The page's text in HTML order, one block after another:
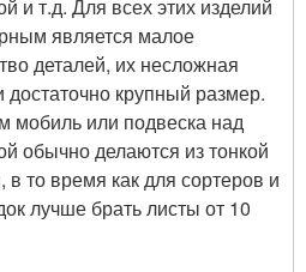
и т.д. Для всех этих изделий
является малое
деталей, их несложная
крупный размер.
мобиль или подвеска над
обычно делаются из тонкой
то время как для сортеров и
лучше брать листы от 10